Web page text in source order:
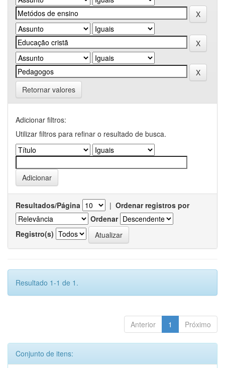
Retornar valores
Adicionar filtros:
Utilizar filtros para refinar o resultado de busca.
Resultados/Página | Ordenar registros por
Ordenar
Registro(s)
Resultado 1-1 de 1.
Anterior 1 Próximo
Conjunto de itens: